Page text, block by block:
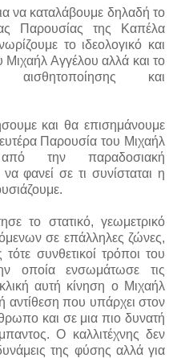
να καταλάβουμε δηλαδή το
Παρουσίας της Καπέλα
το ιδεολογικό και
Αγγέλου αλλά και το
αισθητοποίησης και
και θα επισημάνουμε
Παρουσία του Μιχαήλ
από την παραδοσιακή
φανεί σε τι συνίσταται η
το στατικό, γεωμετρικό
σε επάλληλες ζώνες,
συνθετικοί τρόποι του
οποία ενσωμάτωσε τις
αυτή κίνηση ο Μιχαήλ
αντίθεση που υπάρχει στον
και σε μια πιο δυνατή
Ο καλλιτέχνης δεν
της φύσης αλλά για